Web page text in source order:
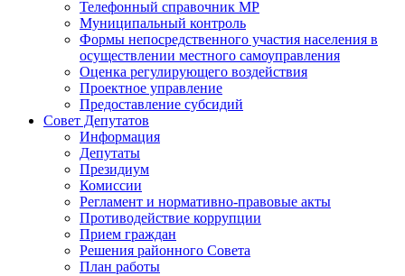
Телефонный справочник МР
Муниципальный контроль
Формы непосредственного участия населения в
осуществлении местного самоуправления
Оценка регулирующего воздействия
Проектное управление
Предоставление субсидий
Совет Депутатов
Информация
Депутаты
Президиум
Комиссии
Регламент и нормативно-правовые акты
Противодействие коррупции
Прием граждан
Решения районного Совета
План работы